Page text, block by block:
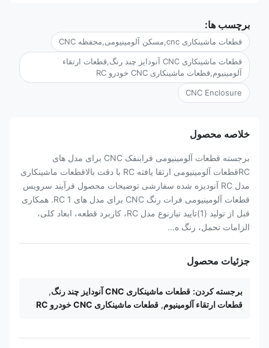
برچسب ها:
قطعات ماشینکاری cnc,مسکن آلومینیومی,محفظه CNC
قطعات ماشینکاری CNC آنودایز چند رنگ,قطعات ارتقاء
آلومینیوم,قطعات ماشینکاری CNC خودرو RC
CNC Enclosure
خلاصه محصول
برجسته قطعات آلومینیومی فرابنفک CNC برای مدل های
RCقطعات آلومینیومی ارتقا یافته RC با دقت بالاقطعات ماشینکاری
مدل RC آنودیزه شده سفارشی توضیحات محصول فرآیند سرویس
قطعات آلومینیومی فرات رنگ CNC برای مدل های RC 1. همکاری
قبل از تولید (1)تایید نیازنوع مدل RC، کاربرد قطعه، ابعاد کلی،
الزامات تحمل، رنگ ه...
جزئیات محصول
برجسته کردن: قطعات ماشینکاری CNC آنودایز چند رنگ
,
قطعات ارتقاء آلومینیوم, قطعات ماشینکاری CNC خودرو RC